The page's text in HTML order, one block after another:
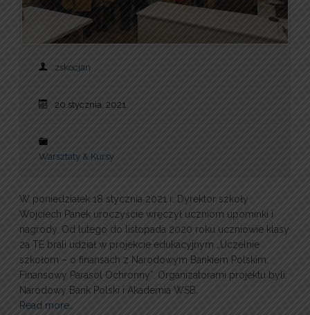
zskocjan
20 stycznia, 2021
Warsztaty & Kursy
W poniedziałek 18 stycznia 2021 r. Dyrektor szkoły
Wojciech Panek uroczyście wręczył uczniom upominki i
nagrody. Od lutego do listopada 2020 roku uczniowie klasy
2a TE brali udział w projekcie edukacyjnym „Uczelnie
szkołom – o finansach z Narodowym Bankiem Polskim.
Finansowy Parasol Ochronny”. Organizatorami projektu byli:
Narodowy Bank Polski i Akademia WSB.
Read more…